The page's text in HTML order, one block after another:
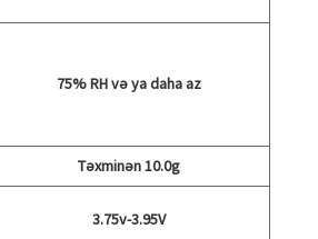
75% RH və ya daha az
Təxminən 10.0g
3.75v-3.95V